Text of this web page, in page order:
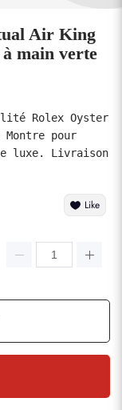
Air King
main verte
Rolex Oyster
pour
luxe. Livraison
Like